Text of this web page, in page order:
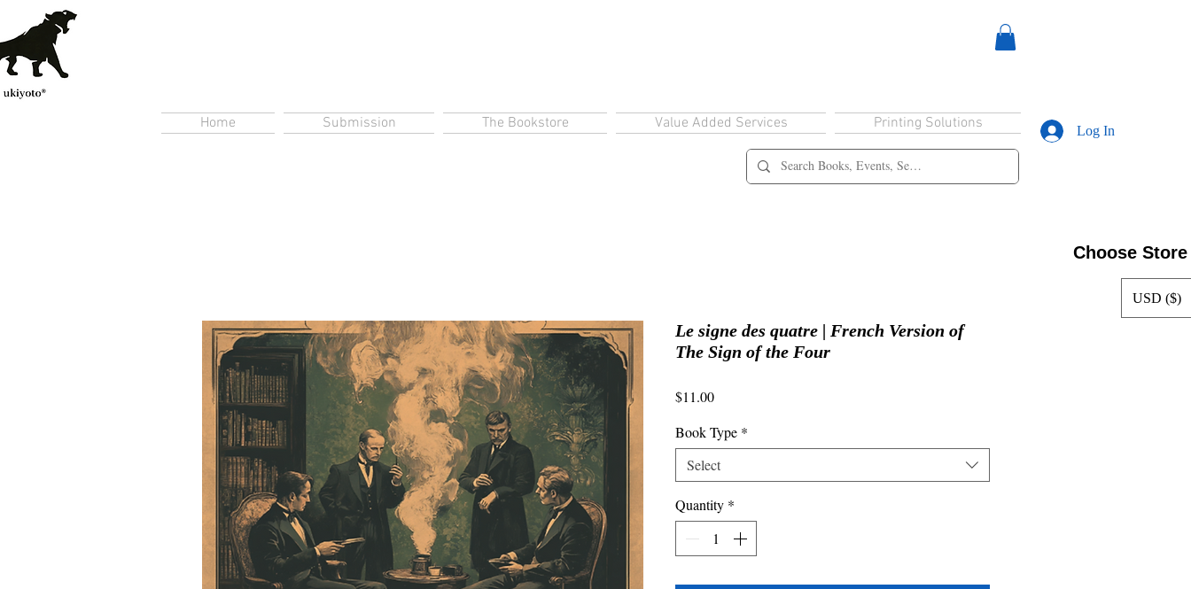
Home Submission The Bookstore Value Added Services Printing Solutions Log In
Le signe des quatre | French Version of
The Sign of the Four
$11.00Price
Book Type *
Select
Quantity *
USD ($)
Choose